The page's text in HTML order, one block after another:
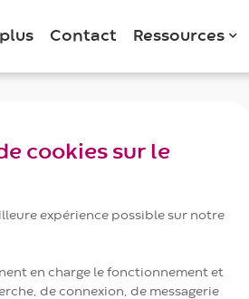
Contact Ressources
cookies sur le
expérience possible sur notre
en charge le fonctionnement et
de connexion, de messagerie